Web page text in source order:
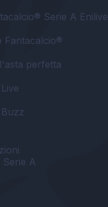
Serie A Enilive
Fantacalcio®
perfetta
Serie A